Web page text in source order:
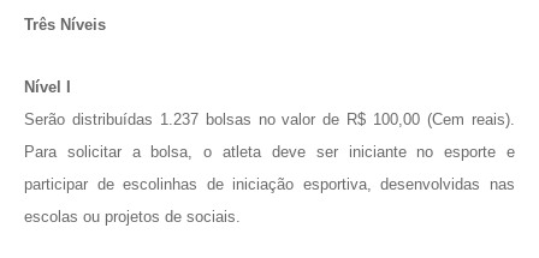
Três Níveis
Nível I
Serão distribuídas 1.237 bolsas no valor de R$ 100,00 (Cem reais).
Para solicitar a bolsa, o atleta deve ser iniciante no esporte e
participar de escolinhas de iniciação esportiva, desenvolvidas nas
escolas ou projetos de sociais.